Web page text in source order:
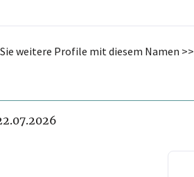
weitere Profile mit diesem Namen >>